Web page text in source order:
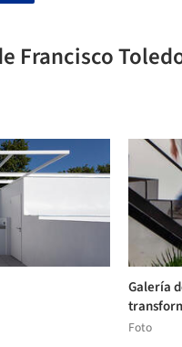
Francisco
Galería
Foto